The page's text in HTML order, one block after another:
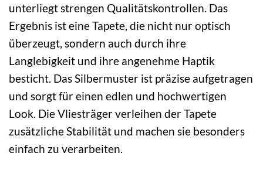
unterliegt strengen Qualitätskontrollen. Das
Ergebnis ist eine Tapete, die nicht nur optisch
überzeugt, sondern auch durch ihre
Langlebigkeit und ihre angenehme Haptik
besticht. Das Silbermuster ist präzise aufgetragen
und sorgt für einen edlen und hochwertigen
Look. Die Vliesträger verleihen der Tapete
zusätzliche Stabilität und machen sie besonders
einfach zu verarbeiten.